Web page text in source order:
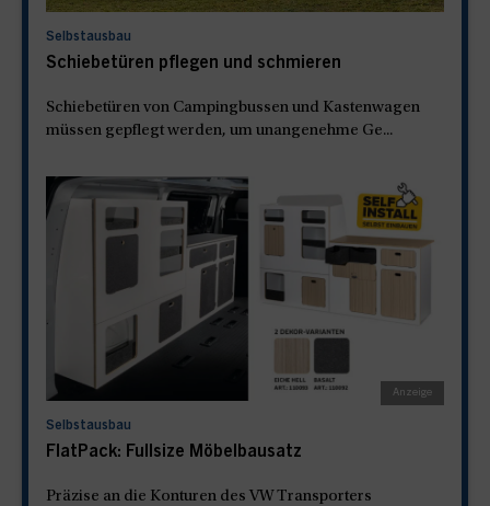
Selbstausbau
Schiebetüren pflegen und schmieren
Schiebetüren von Campingbussen und Kastenwagen
müssen gepflegt werden, um unangenehme Ge...
Selbstausbau
FlatPack: Fullsize Möbelbausatz
Präzise an die Konturen des VW Transporters